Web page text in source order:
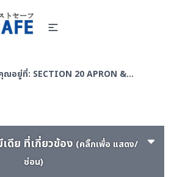
ณอยู่ที่: SECTION 20 APRON & BODY PROTECTION- เอี๊ยมนิรภัย
ดีย ที่เกี่ยวข้อง (คลิ๊กเพื่อ แสดง/
ซ่อน)